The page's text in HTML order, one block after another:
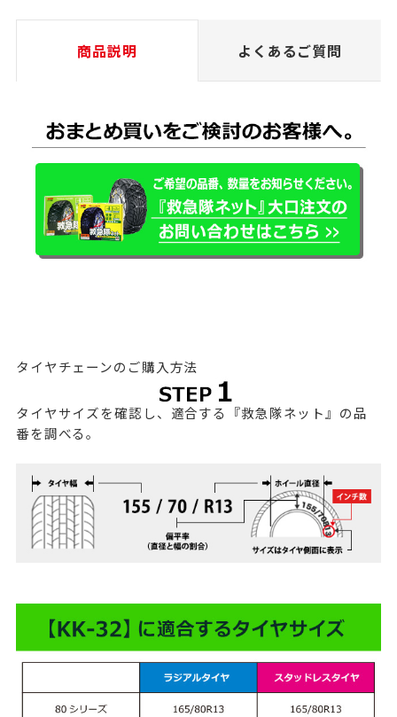
商品説明 よくあるご質問
タイヤチェーンのご購入方法
タイヤサイズを確認し、適合する『救急隊ネット』の品
番を調べる。